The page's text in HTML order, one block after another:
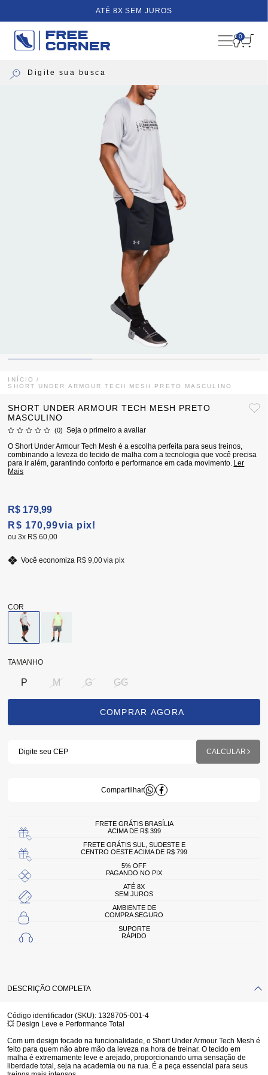
ATÉ 8X SEM JUROS
0
INÍCIO
SHORT UNDER ARMOUR TECH MESH PRETO MASCULINO
SHORT UNDER ARMOUR TECH MESH PRETO
MASCULINO
(0)
Seja o primeiro a avaliar
O Short Under Armour Tech Mesh é a escolha perfeita para seus treinos,
combinando a leveza do tecido de malha com a tecnologia que você precisa
para ir além, garantindo conforto e performance em cada movimento. Ler
Mais
R$ 170,99via pix!
R$ 179,99
3x R$ 60,00
Você economiza R$ 9,00via pix
TAMANHO
P M G GG
FRETE GRÁTIS BRASÍLIA
ACIMA DE R$ 399
FRETE GRÁTIS SUL, SUDESTE E
CENTRO OESTE ACIMA DE R$ 799
5% OFF
PAGANDO NO PIX
ATÉ 8X
SEM JUROS
AMBIENTE DE
COMPRA SEGURO
SUPORTE
RÁPIDO
DESCRIÇÃO COMPLETA
Código identificador (SKU): 1328705-001-4
💥 Design Leve e Performance Total
Com um design focado na funcionalidade, o Short Under Armour Tech Mesh é
feito para quem não abre mão da leveza na hora de treinar. O tecido em
malha é extremamente leve e arejado, proporcionando uma sensação de
liberdade total, seja na academia ou na rua. É a peça essencial para seus